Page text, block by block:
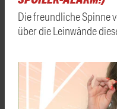
Die freundliche Spinne
über die Leinwände